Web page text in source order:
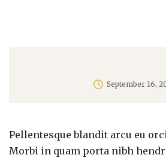
September 16,
Pellentesque blandit arcu eu
Morbi in quam porta nibh